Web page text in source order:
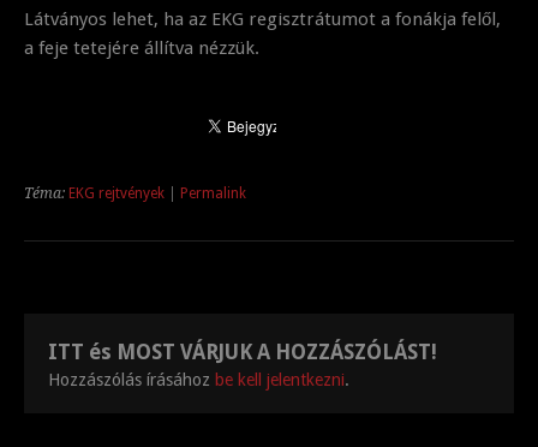
Látványos lehet, ha az EKG regisztrátumot a fonákja felől,
a feje tetejére állítva nézzük.
Téma: EKG rejtvények Permalink
ITT és MOST VÁRJUK A HOZZÁSZÓLÁST!
Hozzászólás írásához be kell jelentkezni.